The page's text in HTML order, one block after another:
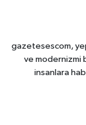
gazetesescom,
ve modernizmi
insanlara